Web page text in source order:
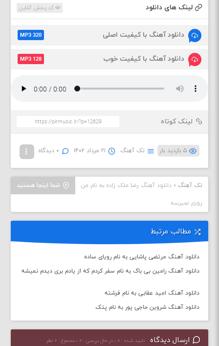
لینک های دانلود کد پخش آنلاین
دانلود آهنگ با کیفیت اصلی MP3 320
دانلود آهنگ با کیفیت خوب MP3 128
لینک کوتاه
۵ بازدید بار تک آهنگ ۲۱ مرداد ۱۴۰۲ ۰ دیدگاه
شما اینجا هستید تک آهنگ »دانلود آهنگ رضا ملک زاده به نام من
زورم نمیرسه
مطالب مرتبط
دانلود آهنگ مرتضی پاشایی به نام رویای ساده
دانلود آهنگ رامین بی باک به نام سفر کردم که از یادم بری دیدم نمیشه
دانلود آهنگ امید عقابی به نام فرشته
دانلود آهنگ شروین حاجی پور به نام پتک
ارسال دیدگاه تایید شده : ۰ ، در حال بررسی : ۰ ، مجموع : ۰ نظر